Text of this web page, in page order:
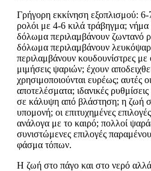
Γρήγορη εκκίνηση εξοπλισμού: 6-
ρολόι με 4-6 κιλά τράβηγμα;
δόλωμα περιλαμβάνουν ζωντανό
δόλωμα περιλαμβάνουν
περιλαμβάνουν κουδουνίστρες
μιμήσεις ψαριών; έχουν
χρησιμοποιούνται ευρέως; αυτές
αποτελέσματα; ιδανικές
σε κάλυψη από βλάστηση; η ζωή
υπομονή; οι επιτυχημένες
ανάλογα με το καιρό; πολλοί
συνιστώμενες επιλογές
φάσμα τόπων.
Η ζωή στο πάγο και στο νερό